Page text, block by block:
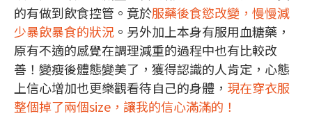
的有做到飲食控管。竟於服藥後食慾改變，慢慢減
少暴飲暴食的狀況 。另外加上本身有服用血糖藥，
原有不適的感覺在調理減重的過程中也有比較改
善！變瘦後體態變美了，獲得認識的人肯定，心態
上信心增加也更樂觀看待自己的身體， 現在穿衣服
整個掉了兩個size，讓我的信心滿滿的！